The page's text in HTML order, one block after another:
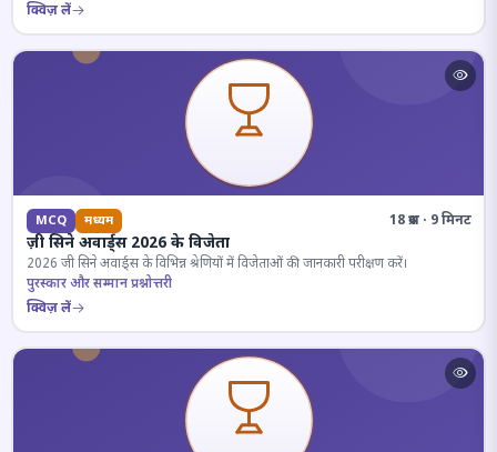
क्विज़ लें
MCQ मध्यम 18 प्रश्न · 9 मिनट
ज़ी सिने अवार्ड्स 2026 के विजेता
2026 जी सिने अवार्ड्स के विभिन्न श्रेणियों में विजेताओं की जानकारी परीक्षण करें।
पुरस्कार और सम्मान प्रश्नोत्तरी
क्विज़ लें